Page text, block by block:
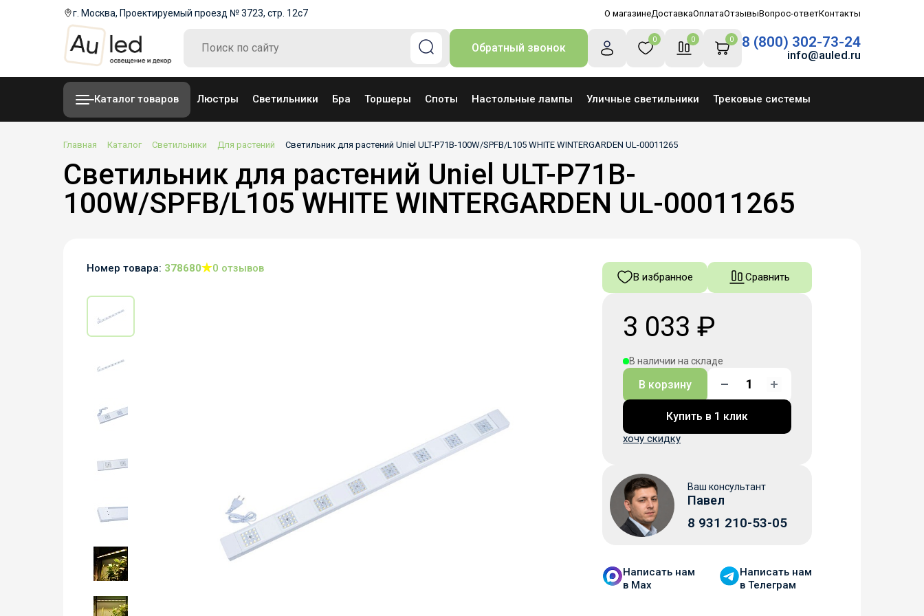
г. Москва, Проектируемый проезд № 3723, стр. 12с7 О магазинеДоставкаОплатаОтзывыВопрос-ответКонтакты
Обратный звонок
0 0 0 8 (800) 302-73-24
info@auled.ru
Каталог товаров Люстры Светильники Бра Торшеры Споты Настольные лампы Уличные светильники Трековые системы
Главная Каталог Светильники Для растений Светильник для растений Uniel ULT-P71B-100W/SPFB/L105 WHITE WINTERGARDEN UL-00011265
Светильник для растений Uniel ULT-P71B-
100W/SPFB/L105 WHITE WINTERGARDEN UL-00011265
Номер товара: 378680 0 отзывов
Ваш консультант
Павел
8 931 210-53-05
Написать нам
в Мax
Написать нам
в Телеграм
В избранное Сравнить
3 033 ₽
В наличии на складе
В корзину
Купить в 1 клик
хочу скидку